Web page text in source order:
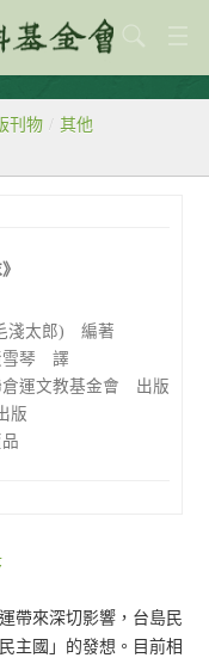
刊物 / 其他
淺太郎) 編著
雪琴 譯
倉運文教基金會 出版
版
來深切影響，台島民
主國」的發想。目前相